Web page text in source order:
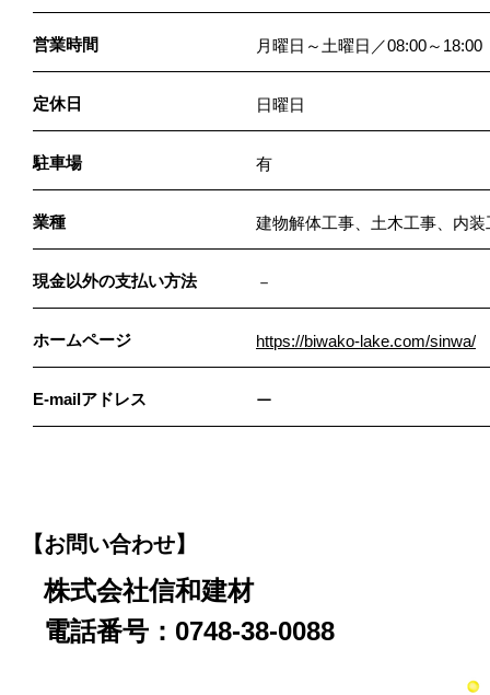
営業時間 月曜日～土曜日／08:00～18:00
定休日 日曜日
駐車場 有
業種 建物解体工事、土木工事、内
現金以外の支払い方法 －
ホームページ https://biwako-lake.com/sinwa/
E-mailアドレス ー
【お問い合わせ】
株式会社信和建材
電話番号：0748-38-0088